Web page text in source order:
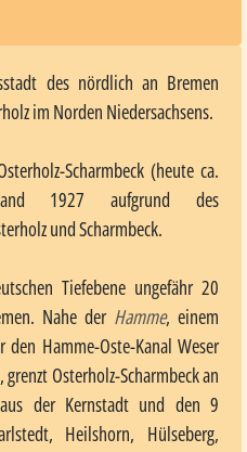
des nördlich an Bremen
im Norden Niedersachsens.
Scharmbeck (heute ca.
1927 aufgrund des
und Scharmbeck.
Tiefebene ungefähr 20
Nahe der Hamme, einem
Hamme-Oste-Kanal Weser
Osterholz-Scharmbeck an
der Kernstadt und den 9
Heilshorn, Hülseberg,